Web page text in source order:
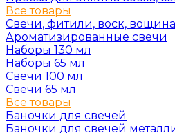
Все товары
Свечи, фитили, воск,
Ароматизированные свечи
Наборы 130 мл
Наборы 65 мл
Свечи 100 мл
Свечи 65 мл
Все товары
Баночки для свечей
Баночки для свечей